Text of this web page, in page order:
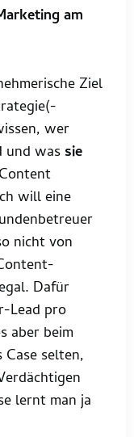
am
Ziel
wer
und was sie
will eine
nicht von
Dafür
Lead pro
aber beim
selten,
lernt man ja